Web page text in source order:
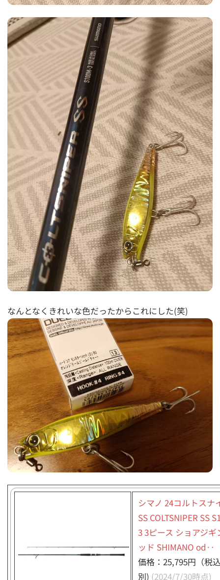
なんとなくきれいな色だったからこれにした(笑)
シマノ 24コルトスナ
SS COLTSNIPER SS
3 3ピース ショアジギ
ッド SHIMANO od‥
価格：25,795円（税
別) (2024/7/30時点)